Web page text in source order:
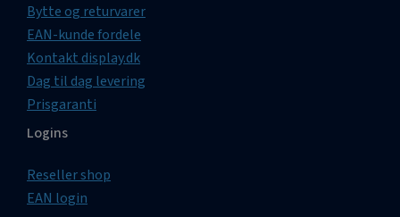
Bytte og returvarer
EAN-kunde fordele
Kontakt display.dk
Dag til dag levering
Prisgaranti
Logins
Reseller shop
EAN login